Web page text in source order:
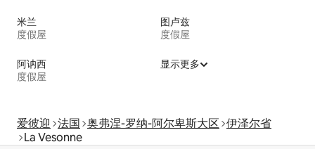
米兰
度假屋
图卢兹
度假屋
阿讷西
度假屋
显示更多
爱彼迎 法国 奥弗涅-罗纳-阿尔卑斯大区 伊泽尔省
La Vesonne